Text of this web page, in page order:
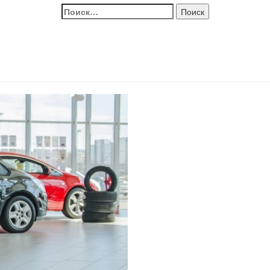
Найти: